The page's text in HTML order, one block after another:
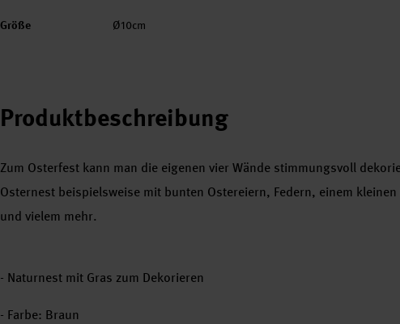
Größe Ø10cm
Produktbeschreibung
Zum Osterfest kann man die eigenen vier Wände stimmungsvoll
Osternest beispielsweise mit bunten Ostereiern, Federn, einem
und vielem mehr.
- Naturnest mit Gras zum Dekorieren
- Farbe: Braun